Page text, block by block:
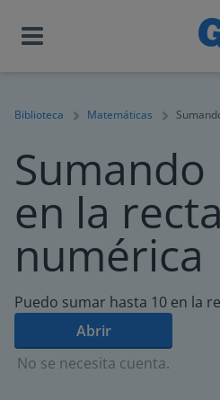
Biblioteca Matemáticas
Sumando
en la recta
numérica
Puedo sumar hasta 10 en la
Abrir
No se necesita cuenta.